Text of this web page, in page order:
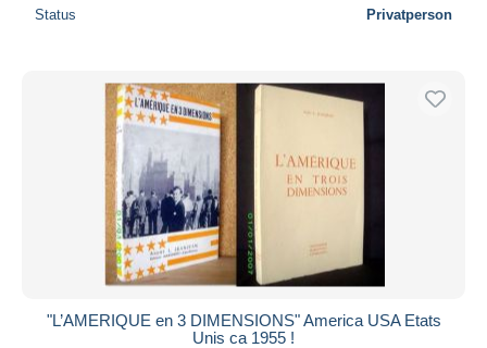
Status Privatperson
"L’AMERIQUE en 3 DIMENSIONS" America USA Etats
Unis ca 1955 !